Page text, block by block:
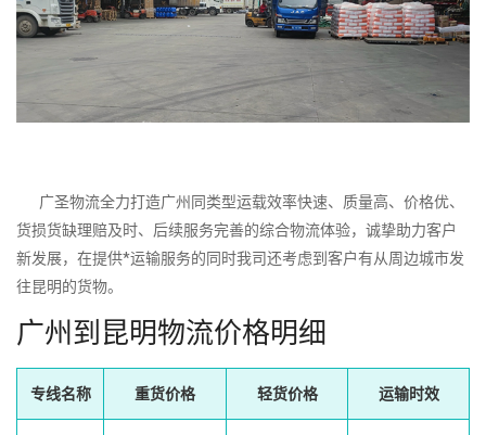
广圣物流全力打造广州同类型运载效率快速、质量高、价格优、
货损货缺理赔及时、后续服务完善的综合物流体验，诚挚助力客户
新发展，在提供*运输服务的同时我司还考虑到客户有从周边城市发
往昆明的货物。
广州到昆明物流价格明细
专线名称 重货价格 轻货价格 运输时效